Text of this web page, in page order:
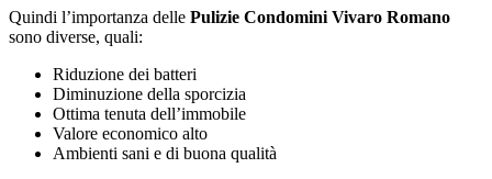
Quindi l’importanza delle Pulizie Condomini Vivaro Romano
sono diverse, quali:
Riduzione dei batteri
Diminuzione della sporcizia
Ottima tenuta dell’immobile
Valore economico alto
Ambienti sani e di buona qualità